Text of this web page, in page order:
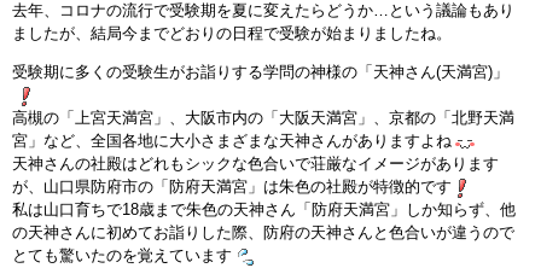
去年、コロナの流行で受験期を夏に変えたらどうか…という議論もあり
ましたが、結局今までどおりの日程で受験が始まりましたね。
受験期に多くの受験生がお詣りする学問の神様の「天神さん(天満宮)」
高槻の「上宮天満宮」、大阪市内の「大阪天満宮」、京都の「北野天満
宮」など、全国各地に大小さまざまな天神さんがありますよね
天神さんの社殿はどれもシックな色合いで荘厳なイメージがあります
が、山口県防府市の「防府天満宮」は朱色の社殿が特徴的です
私は山口育ちで18歳まで朱色の天神さん「防府天満宮」しか知らず、他
の天神さんに初めてお詣りした際、防府の天神さんと色合いが違うので
とても驚いたのを覚えています
エビデンス
お客様の声
インストラクターのメッセージ
会社案内